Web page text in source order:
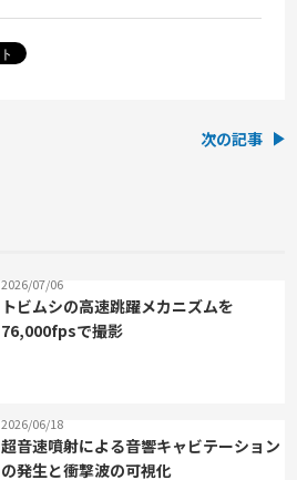
次の記事
2026/07/06
トビムシの高速跳躍メカニズムを
76,000fpsで撮影
2026/06/18
超音速噴射による音響キャビテーション
の発生と衝撃波の可視化